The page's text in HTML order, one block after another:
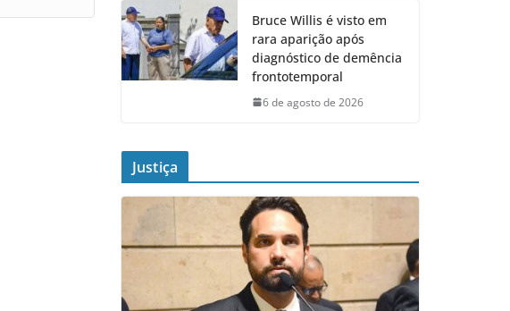
Bruce Willis é visto em
rara aparição após
diagnóstico de demência
frontotemporal
6 de agosto de 2026
Justiça